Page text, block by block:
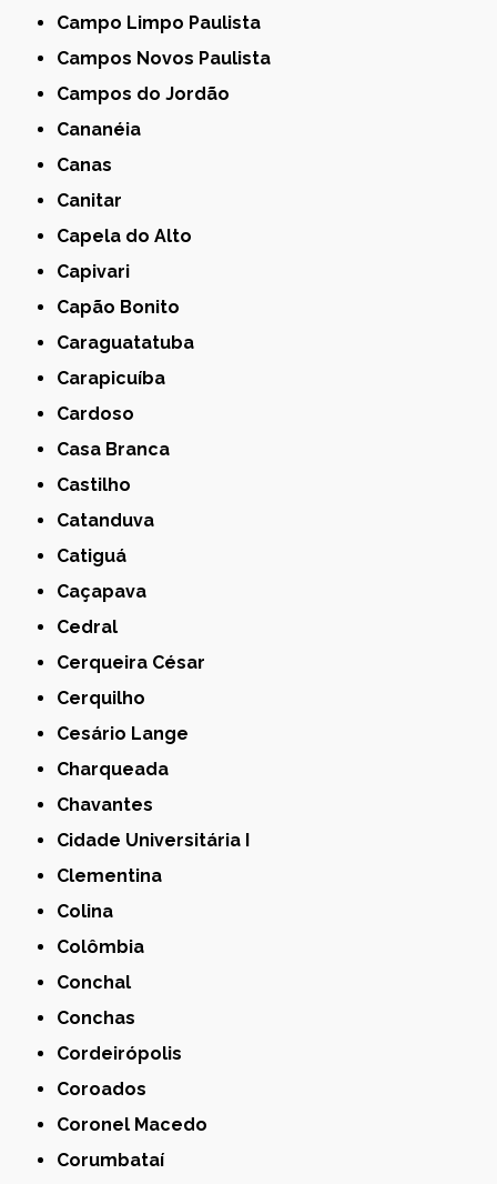
Campo Limpo Paulista
Campos Novos Paulista
Campos do Jordão
Cananéia
Canas
Canitar
Capela do Alto
Capivari
Capão Bonito
Caraguatatuba
Carapicuíba
Cardoso
Casa Branca
Castilho
Catanduva
Catiguá
Caçapava
Cedral
Cerqueira César
Cerquilho
Cesário Lange
Charqueada
Chavantes
Cidade Universitária I
Clementina
Colina
Colômbia
Conchal
Conchas
Cordeirópolis
Coroados
Coronel Macedo
Corumbataí